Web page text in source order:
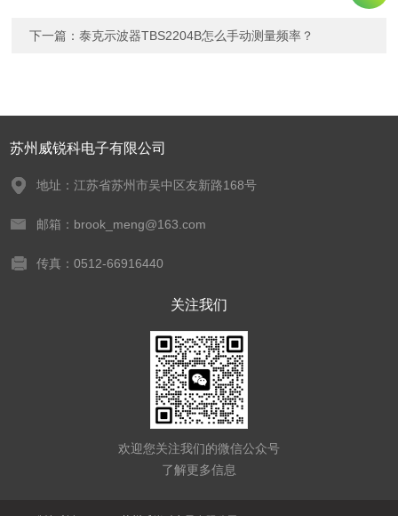
下一篇：泰克示波器TBS2204B怎么手动测量频率？
苏州威锐科电子有限公司
地址：江苏省苏州市吴中区友新路168号
邮箱：brook_meng@163.com
传真：0512-66916440
关注我们
欢迎您关注我们的微信公众号
了解更多信息